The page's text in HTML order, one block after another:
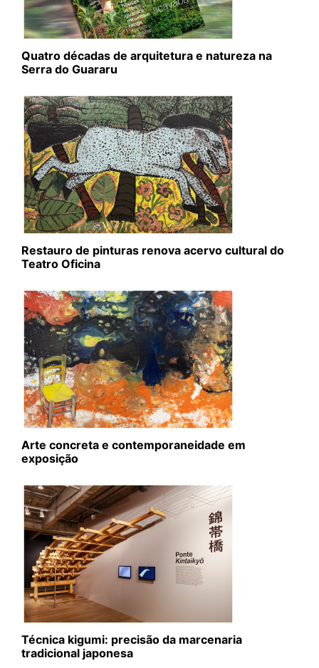
Quatro décadas de arquitetura e natureza na
Serra do Guararu
Restauro de pinturas renova acervo cultural do
Teatro Oficina
Arte concreta e contemporaneidade em
exposição
Técnica kigumi: precisão da marcenaria
tradicional japonesa